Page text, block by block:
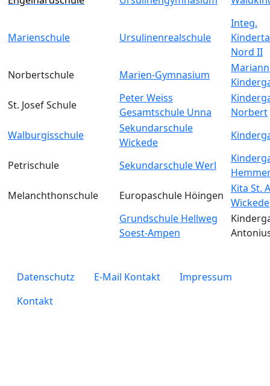
Marienschule Ursulinenrealschule
Integ.
Nord II
Norbertschule
Marien-Gymnasium
St. Josef Schule
Peter Weiss
Gesamtschule Unna
Norbert
Walburgisschule
Sekundarschule
Wickede
Petrischule Sekundarschule Werl
Melanchthonschule
Europaschule Höingen
Kita St.
Wickede
Grundschule Hellweg
Soest-Ampen
legals
Datenschutz E-Mail Kontakt
Impressum
Kontakt